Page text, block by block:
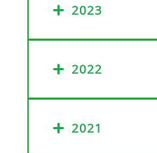
2023
2022
2021